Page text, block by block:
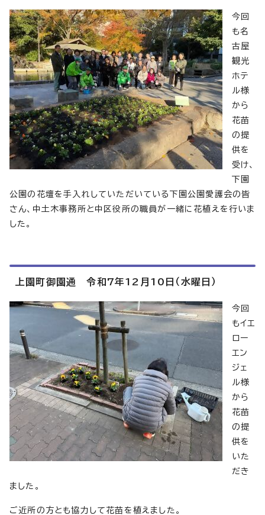
今回
も名
古屋
観光
ホテ
ル様
から
花苗
の提
供を
受け、
下園
公園の花壇を手入れしていただいている下園公園愛護会の皆
さん、中土木事務所と中区役所の職員が一緒に花植えを行いま
した。
上園町御園通 令和7年12月10日（水曜日）
今回
もイエ
ロー
エン
ジェ
ル様
から
花苗
の提
供を
いた
だき
ました。
ご近所の方とも協力して花苗を植えました。